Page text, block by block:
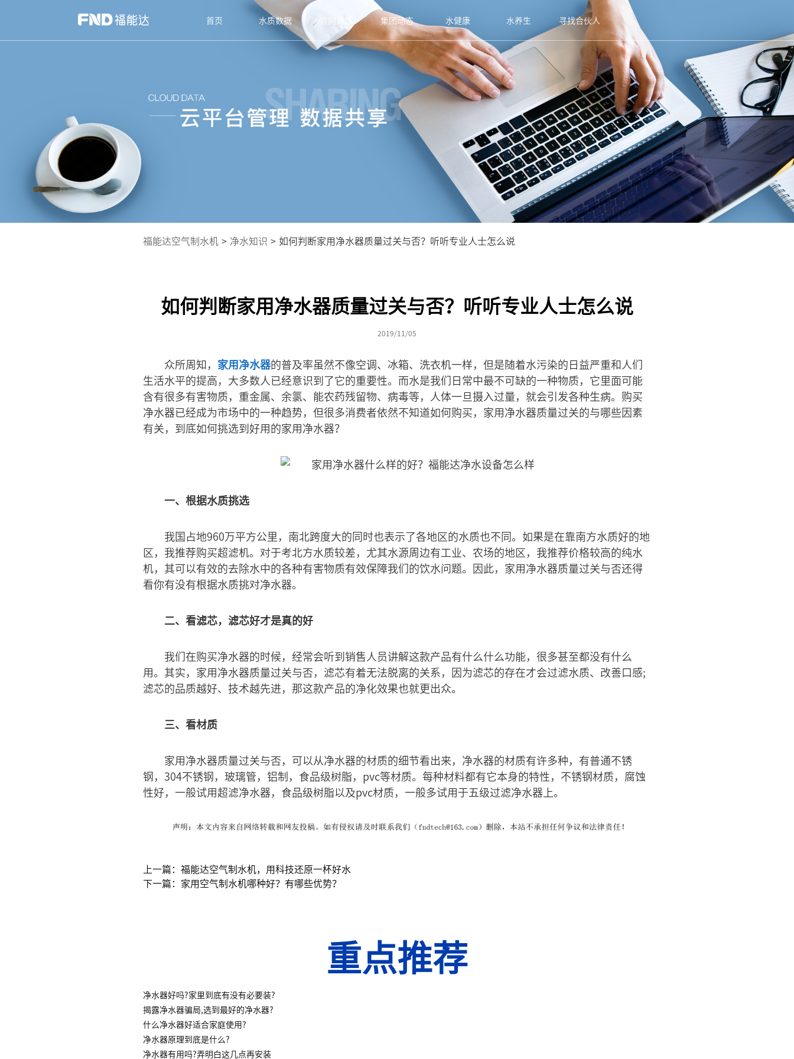
首页 水质数据 官网商城 集团动态 水健康 水养生 寻找合伙人
福能达空气制水机 > 净水知识 > 如何判断家用净水器质量过关与否？听听专业人士怎么说
如何判断家用净水器质量过关与否？听听专业人士怎么说
2019/11/05
众所周知， 家用净水器的普及率虽然不像空调、冰箱、洗衣机一样，但是随着水污染的日益严重和人们
生活水平的提高，大多数人已经意识到了它的重要性。而水是我们日常中最不可缺的一种物质，它里面可能
含有很多有害物质，重金属、余氯、能农药残留物、病毒等，人体一旦摄入过量，就会引发各种生病。购买
净水器已经成为市场中的一种趋势，但很多消费者依然不知道如何购买，家用净水器质量过关的与哪些因素
有关，到底如何挑选到好用的家用净水器？
一、根据水质挑选
我国占地960万平方公里，南北跨度大的同时也表示了各地区的水质也不同。如果是在靠南方水质好的地
区，我推荐购买超滤机。对于考北方水质较差，尤其水源周边有工业、农场的地区，我推荐价格较高的纯水
机，其可以有效的去除水中的各种有害物质有效保障我们的饮水问题。因此，家用净水器质量过关与否还得
看你有没有根据水质挑对净水器。
二、看滤芯，滤芯好才是真的好
我们在购买净水器的时候，经常会听到销售人员讲解这款产品有什么什么功能，很多甚至都没有什么
用。其实，家用净水器质量过关与否，滤芯有着无法脱离的关系，因为滤芯的存在才会过滤水质、改善口感;
滤芯的品质越好、技术越先进，那这款产品的净化效果也就更出众。
三、看材质
家用净水器质量过关与否，可以从净水器的材质的细节看出来，净水器的材质有许多种，有普通不锈
钢，304不锈钢，玻璃管，铝制，食品级树脂，pvc等材质。每种材料都有它本身的特性，不锈钢材质，腐蚀
性好，一般试用超滤净水器，食品级树脂以及pvc材质，一般多试用于五级过滤净水器上。
上一篇：福能达空气制水机，用科技还原一杯好水
下一篇：家用空气制水机哪种好？有哪些优势？
重点推荐
净水器好吗?家里到底有没有必要装?
揭露净水器骗局,选到最好的净水器?
什么净水器好适合家庭使用?
净水器原理到底是什么?
净水器有用吗?弄明白这几点再安装